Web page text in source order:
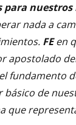
para nuestros
nada a
FEen
apostolado
fundamento
de
que